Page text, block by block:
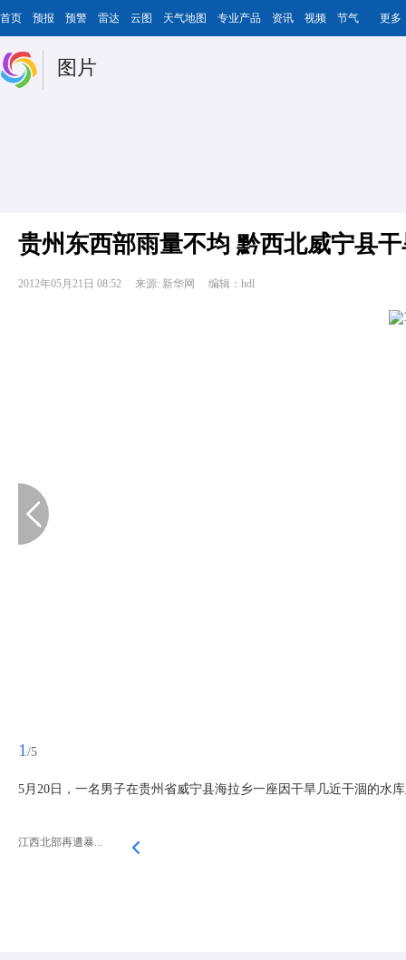
首页 预报 预警 雷达 云图 天气地图 专业产品 资讯 视频 节气 更多
图片
贵州东西部雨量不均 黔西北威宁县
2012年05月21日 08:52 来源: 新华网 编辑：hdl
1 /5
5月20日，一名男子在贵州省威宁县海拉乡一座因干旱几近干涸的水
江西北部再遭暴...